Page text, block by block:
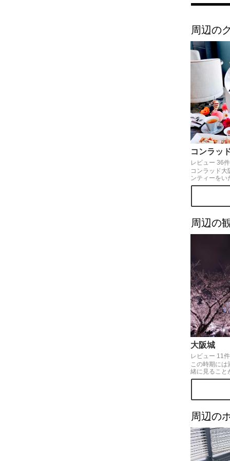
周辺の
レビュー 36件
コンラッド大
ンティーをい
のシンボルで
ームも大満足
周辺の
大阪城
レビュー 11件
この時期に
緒に見ること
は去年より開
でも素晴らし
です。よか
周辺の